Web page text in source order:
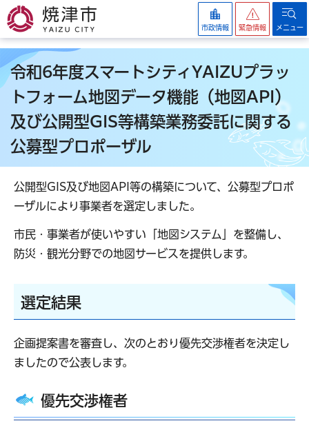
焼津市
市政情報 緊急情報 メニュー
令和6年度スマートシティYAIZUプラッ
トフォーム地図データ機能（地図API）
及び公開型GIS等構築業務委託に関する
公募型プロポーザル
公開型GIS及び地図API等の構築について、公募型プロポ
ーザルにより事業者を選定しました。
市民・事業者が使いやすい「地図システム」を整備し、
防災・観光分野での地図サービスを提供します。
選定結果
企画提案書を審査し、次のとおり優先交渉権者を決定し
ましたので公表します。
優先交渉権者